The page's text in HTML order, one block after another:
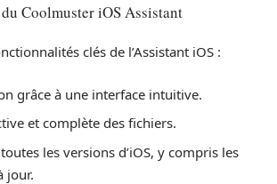
Coolmuster iOS Assistant
clés de l’Assistant iOS :
grâce à une interface intuitive.
et complète des fichiers.
les versions d’iOS, y compris les
jour.